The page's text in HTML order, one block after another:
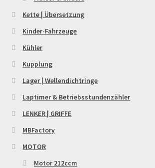
Widerrufsbelehrung & -formular
Zahlung & Versand
Zahlungsarten
Kette | Übersetzung
Kinder-Fahrzeuge
Kühler
Kupplung
Lager | Wellendichtringe
Laptimer & Betriebsstundenzähler
LENKER | GRIFFE
MBFactory
MOTOR
Motor 212ccm